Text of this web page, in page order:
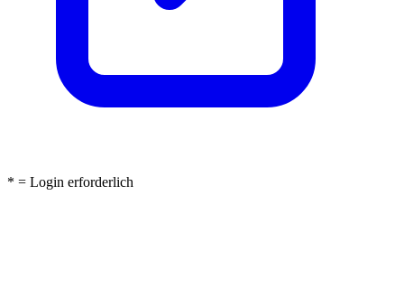
* = Login erforderlich